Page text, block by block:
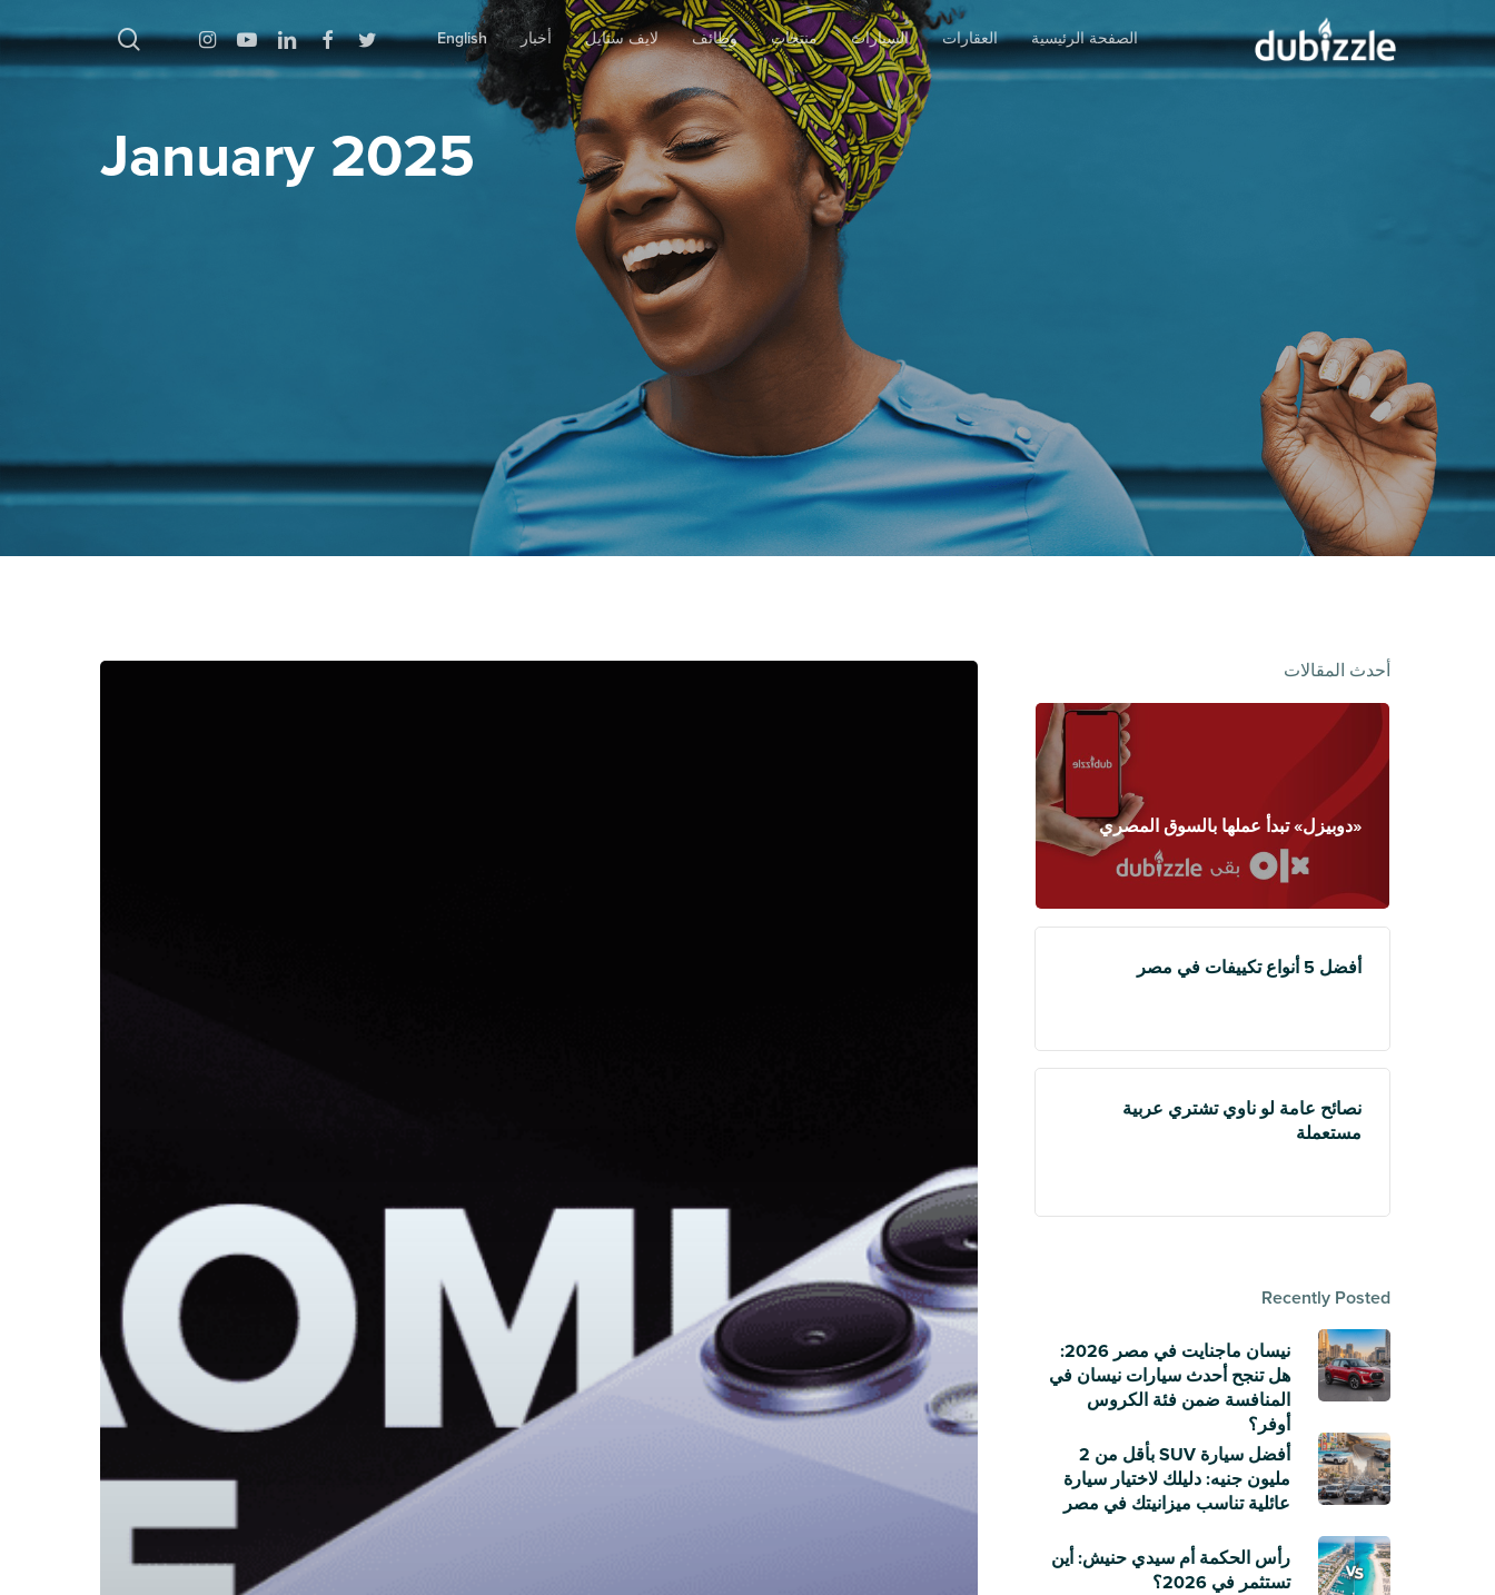
to
اضغط على Enter للبحث أو ESC للإغلاق
الصفحة الرئيسية العقارات السيارات منتجات وظائف لايف ستايل أخبار English
Twitter
Facebook
Linkedin
Youtube
Instagram بحث
January 2025
أحدث المقالات
«دوبيزل» تبدأ عملها بالسوق المصري
أفضل 5 أنواع تكييفات في مصر
نصائح عامة لو ناوي تشتري عربية
مستعملة
Recently Posted
نيسان ماجنايت في مصر 2026:
هل تنجح أحدث سيارات نيسان في
المنافسة ضمن فئة الكروس
أوفر؟
أفضل سيارة SUV بأقل من 2
مليون جنيه: دليلك لاختيار سيارة
عائلية تناسب ميزانيتك في مصر
رأس الحكمة أم سيدي حنيش: أين
تستثمر في 2026؟